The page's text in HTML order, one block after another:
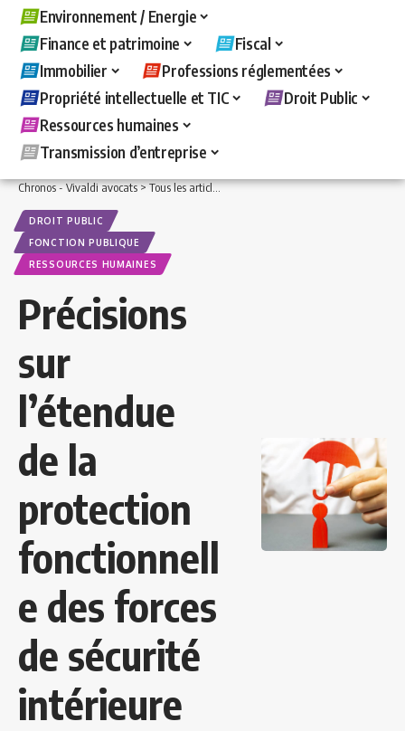
Environnement / Energie
Finance et patrimoine
Fiscal
Immobilier
Professions réglementées
Propriété intellectuelle et TIC
Droit Public
Ressources humaines
Transmission d’entreprise
Chronos - Vivaldi avocats>Tous les articles >Droit Public>Fonction publique>
DROIT PUBLIC
FONCTION PUBLIQUE
RESSOURCES HUMAINES
Précisions
sur
l’étendue
de la
protection
fonctionnell
e des forces
de sécurité
intérieure